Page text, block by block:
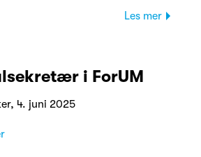
Les mer
i ForUM
4. juni 2025